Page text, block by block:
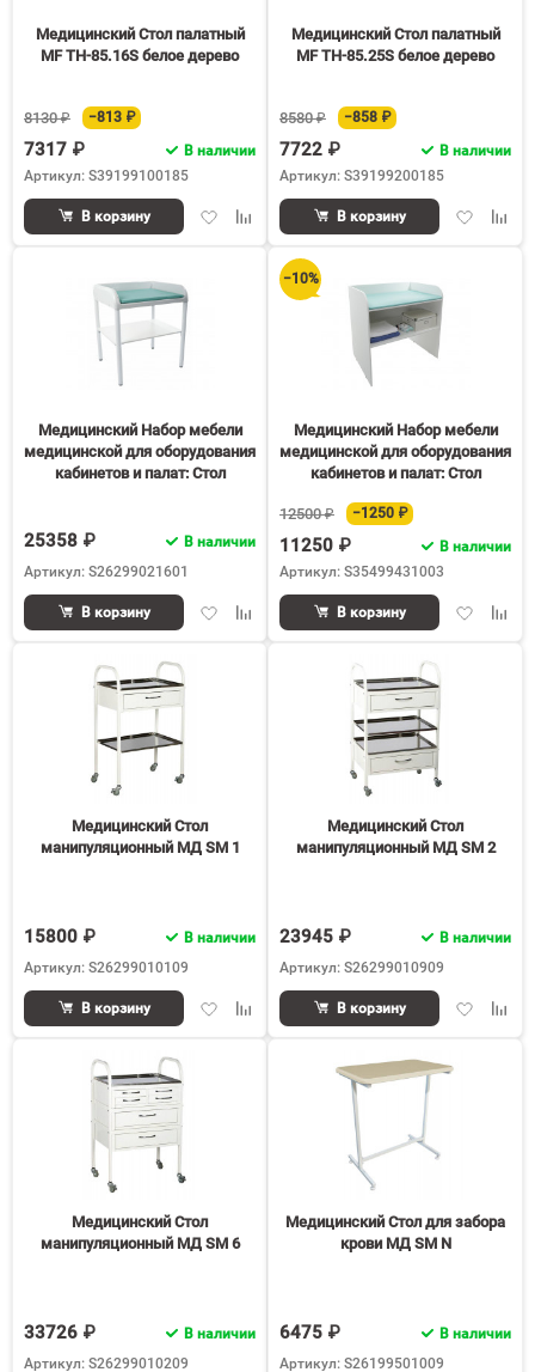
Медицинский Стол палатный
MF TH-85.16S белое дерево
8130 ₽ −813 ₽
7317 ₽
В наличии
Артикул: S39199100185
ДобавитьДобавить
сравнению
В корзину
Медицинский Стол палатный
MF TH-85.25S белое дерево
8580 ₽ −858 ₽
7722 ₽
В наличии
Артикул: S39199200185
Добавить
В корзину
Медицинский Набор мебели
медицинской для оборудования
кабинетов и палат: Стол
25358 ₽
В наличии
Артикул: S26299021601
ДобавитьДобавить
В корзину
−10%
Медицинский Набор мебели
медицинской для оборудования
кабинетов и палат: Стол
12500 ₽
−1250 ₽
11250 ₽
В наличии
Артикул: S35499431003
Добавить
В корзину
Медицинский Стол
манипуляционный МД SM 1
15800 ₽
В наличии
Артикул: S26299010109
ДобавитьДобавить
В корзину
Медицинский Стол
манипуляционный МД SM 2
23945 ₽
В наличии
Артикул: S26299010909
Добавить
В корзину
Медицинский Стол
манипуляционный МД SM 6
33726 ₽
В наличии
Артикул: S26299010209
Медицинский Стол для забора
крови МД SM N
6475 ₽
В наличии
Артикул: S26199501009